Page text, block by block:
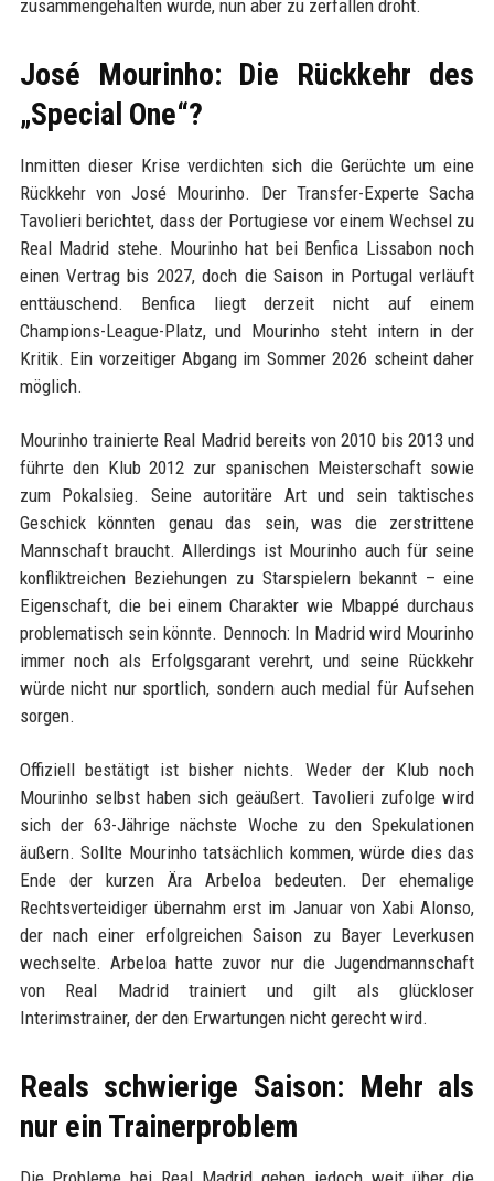
zusammengehalten wurde, nun aber zu zerfallen droht.
José Mourinho: Die Rückkehr des
„Special One“?
Inmitten dieser Krise verdichten sich die Gerüchte um eine
Rückkehr von José Mourinho. Der Transfer-Experte Sacha
Tavolieri berichtet, dass der Portugiese vor einem Wechsel zu
Real Madrid stehe. Mourinho hat bei Benfica Lissabon noch
einen Vertrag bis 2027, doch die Saison in Portugal verläuft
enttäuschend. Benfica liegt derzeit nicht auf einem
Champions-League-Platz, und Mourinho steht intern in der
Kritik. Ein vorzeitiger Abgang im Sommer 2026 scheint daher
möglich.
Mourinho trainierte Real Madrid bereits von 2010 bis 2013 und
führte den Klub 2012 zur spanischen Meisterschaft sowie
zum Pokalsieg. Seine autoritäre Art und sein taktisches
Geschick könnten genau das sein, was die zerstrittene
Mannschaft braucht. Allerdings ist Mourinho auch für seine
konfliktreichen Beziehungen zu Starspielern bekannt – eine
Eigenschaft, die bei einem Charakter wie Mbappé durchaus
problematisch sein könnte. Dennoch: In Madrid wird Mourinho
immer noch als Erfolgsgarant verehrt, und seine Rückkehr
würde nicht nur sportlich, sondern auch medial für Aufsehen
sorgen.
Offiziell bestätigt ist bisher nichts. Weder der Klub noch
Mourinho selbst haben sich geäußert. Tavolieri zufolge wird
sich der 63-Jährige nächste Woche zu den Spekulationen
äußern. Sollte Mourinho tatsächlich kommen, würde dies das
Ende der kurzen Ära Arbeloa bedeuten. Der ehemalige
Rechtsverteidiger übernahm erst im Januar von Xabi Alonso,
der nach einer erfolgreichen Saison zu Bayer Leverkusen
wechselte. Arbeloa hatte zuvor nur die Jugendmannschaft
von Real Madrid trainiert und gilt als glückloser
Interimstrainer, der den Erwartungen nicht gerecht wird.
Reals schwierige Saison: Mehr als
nur ein Trainerproblem